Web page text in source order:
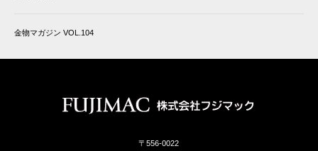
金物マガジン VOL.104
〒556-0022